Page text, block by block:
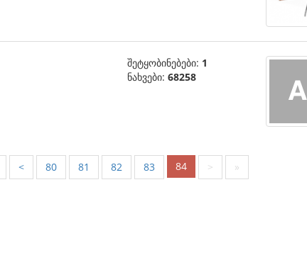
შეტყობინებები: 1
ნახვები: 68258
< 80 81 82 83 84 > »